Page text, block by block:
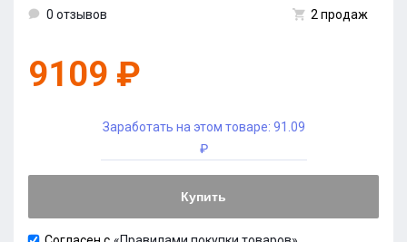
0 отзывов 2 продаж
9109 ₽
Заработать на этом товаре: 91.09
₽
Купить